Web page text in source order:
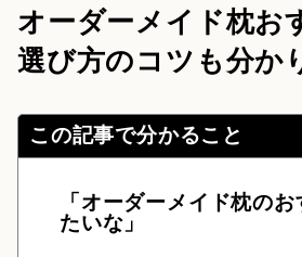
オーダーメイド枕お
選び方のコツも分か
この記事で分かること
「オーダーメイド枕のお
たいな」